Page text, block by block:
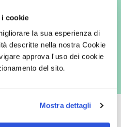
cookie
la sua esperienza di
descritte nella nostra Cookie
approva l'uso dei cookie
del sito.
Mostra dettagli
tra cui invio di comunicazioni
- e modalità tradizionali, quali ad